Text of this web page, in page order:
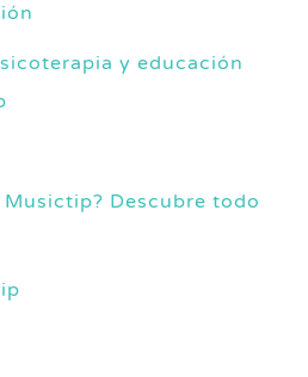
y educación
Musictip? Descubre todo